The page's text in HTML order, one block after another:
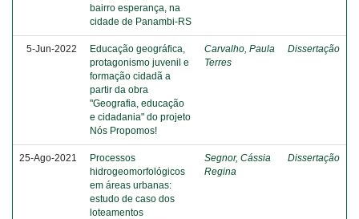
bairro esperança, na
cidade de Panambi-RS
5-Jun-2022
Educação geográfica,
protagonismo juvenil e
formação cidadã a
partir da obra
"Geografia, educação
e cidadania" do projeto
Nós Propomos!
Carvalho, Paula
Terres
Dissertação
25-Ago-2021
Processos
hidrogeomorfológicos
em áreas urbanas:
estudo de caso dos
loteamentos
Segnor, Cássia
Regina
Dissertação